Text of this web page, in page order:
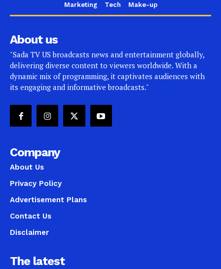
Marketing
Tech Make-up
About us
"Sada TV US broadcasts news and entertainment globally,
delivering diverse content to viewers worldwide. With a
dynamic mix of programming, it captivates audiences with
its engaging and informative broadcasts."
Company
About Us
Privacy Policy
Advertisement Plans
Contact Us
Disclaimer
The latest